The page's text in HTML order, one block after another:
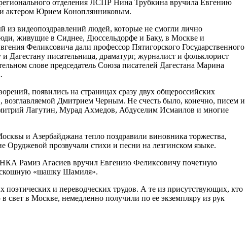
отделения ЛСПР Нина Трубкина вручила Евгению
и актером Юрием Коноплянниковым.
видеопоздравлений людей, которые не смогли лично
живущие в Сиднее, Дюссельдорфе и Баку, в Москве и
Феликсовича дали профессор Пятигорского Государственного
Дагестану писательница, драматург, журналист и фольклорист
слове председатель Союза писателей Дагестана Марина
появились на страницах сразу двух общероссийских
возглавляемой Дмитрием Черным. Не счесть было, конечно, писем и
Лагутин, Мурад Ахмедов, Абдуселим Исмаилов и многие
и Азербайджана тепло поздравили виновника торжества,
Оруджевой прозвучали стихи и песни на лезгинском языке.
Рамиз Агасиев вручил Евгению Феликсовичу почетную
«шашку Шамиля».
и переводческих трудов. А те из присутствующих, кто
свет в Москве, немедленно получили по ее экземпляру из рук